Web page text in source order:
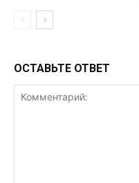
ОСТАВЬТЕ ОТВЕТ